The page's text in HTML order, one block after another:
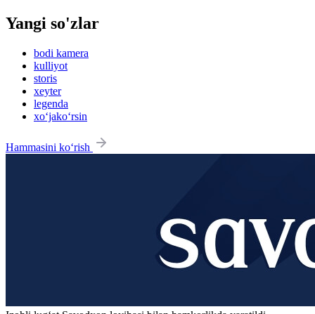
Yangi so'zlar
bodi kamera
kulliyot
storis
xeyter
legenda
xo‘jako‘rsin
Hammasini ko‘rish